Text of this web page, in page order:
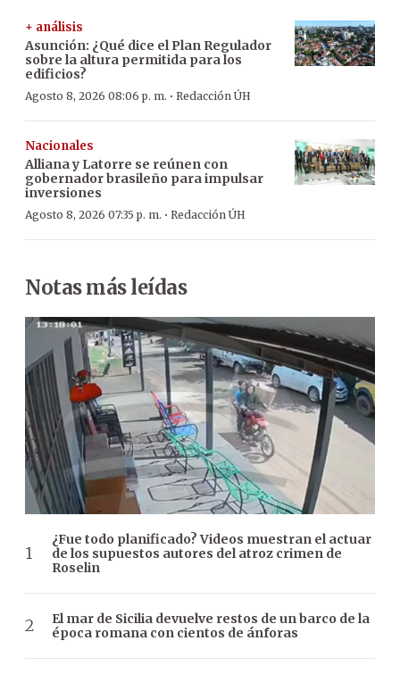
+ análisis
Asunción: ¿Qué dice el Plan Regulador
sobre la altura permitida para los
edificios?
Agosto 8, 2026 08:06 p. m. · Redacción ÚH
Nacionales
Alliana y Latorre se reúnen con
gobernador brasileño para impulsar
inversiones
Agosto 8, 2026 07:35 p. m. · Redacción ÚH
Notas más leídas
¿Fue todo planificado? Videos muestran el actuar
de los supuestos autores del atroz crimen de
Roselin
El mar de Sicilia devuelve restos de un barco de la
época romana con cientos de ánforas